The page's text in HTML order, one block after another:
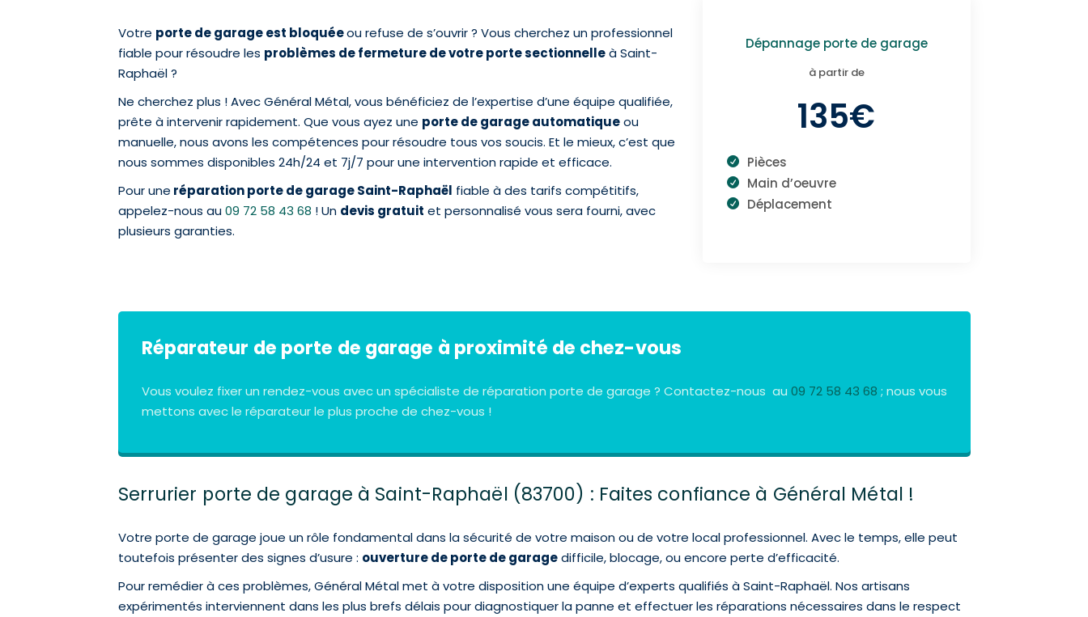
Votre porte de garage est bloquéeou refuse de s’ouvrir ? Vous cherchez un professionnel
fiable pour résoudre les problèmes de fermeture de votre porte sectionnelleà Saint-
Raphaël ?
Ne cherchez plus ! Avec Général Métal, vous bénéficiez de l’expertise d’une équipe qualifiée,
prête à intervenir rapidement. Que vous ayez une porte de garage automatiqueou
manuelle, nous avons les compétences pour résoudre tous vos soucis. Et le mieux, c’est que
nous sommes disponibles 24h/24 et 7j/7 pour une intervention rapide et efficace.
Pour une réparation porte de garage Saint-Raphaël fiable à des tarifs compétitifs,
appelez-nous au09 72 58 43 68 ! Un devis gratuit et personnalisé vous sera fourni, avec
plusieurs garanties.
Dépannage porte de garage
à partir de
135€
Pièces
Main d’oeuvre
Déplacement
Réparateur de porte de garage à proximité de chez-vous
Vous voulez fixer un rendez-vous avec un spécialiste de réparation porte de garage ? Contactez-nous au 09 72 58 43 68 ; nous vous
mettons avec le réparateur le plus proche de chez-vous !
Serrurier porte de garage à Saint-Raphaël (83700) : Faites confiance à Général Métal !
Votre porte de garage joue un rôle fondamental dans la sécurité de votre maison ou de votre local professionnel. Avec le temps, elle peut
toutefois présenter des signes d’usure : ouverture de porte de garagedifficile, blocage, ou encore perte d’efficacité.
Pour remédier à ces problèmes, Général Métal met à votre disposition une équipe d’experts qualifiés à Saint-Raphaël. Nos artisans
expérimentés interviennent dans les plus brefs délais pour diagnostiquer la panne et effectuer les réparations nécessaires dans le respect